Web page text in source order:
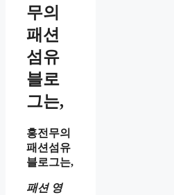
무의
패션
섬유
블로
그는,
홍전무의
패션섬유
블로그는,
패션 영